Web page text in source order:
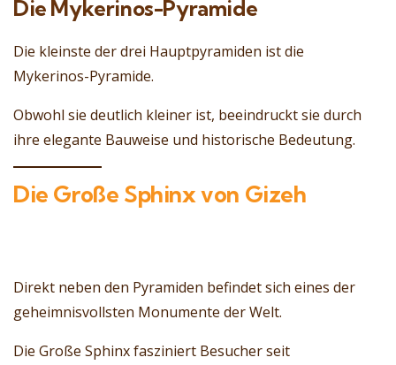
Die Mykerinos-Pyramide
Die kleinste der drei Hauptpyramiden ist die
Mykerinos-Pyramide.
Obwohl sie deutlich kleiner ist, beeindruckt sie durch
ihre elegante Bauweise und historische Bedeutung.
Die Große Sphinx von Gizeh
Direkt neben den Pyramiden befindet sich eines der
geheimnisvollsten Monumente der Welt.
Die Große Sphinx fasziniert Besucher seit